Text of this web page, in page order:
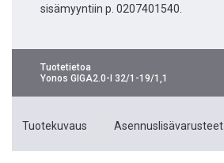
sisämyyntiin p. 0207401540.
Tuotetietoa
Yonos GIGA2.0-I 32/1-19/1,1
Tuotekuvaus Asennuslisävarusteet